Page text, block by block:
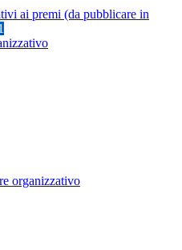
ai premi (da pubblicare in
organizzativo